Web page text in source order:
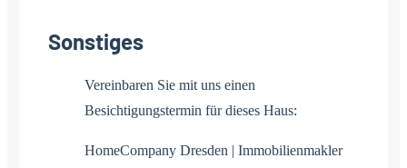
Sonstiges
Vereinbaren Sie mit uns einen
Besichtigungstermin für dieses Haus:
HomeCompany Dresden | Immobilienmakler